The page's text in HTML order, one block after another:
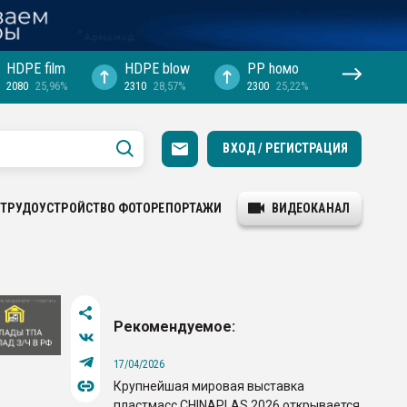
HDPE film
2080 25,96%
HDPE blow
2310 28,57%
PP hомо
2300 25,22%
ВХОД / РЕГИСТРАЦИЯ
ТРУДОУСТРОЙСТВО ФОТОРЕПОРТАЖИ ВИДЕОКАНАЛ
Рекомендуемое:
17/04/2026
Крупнейшая мировая выставка